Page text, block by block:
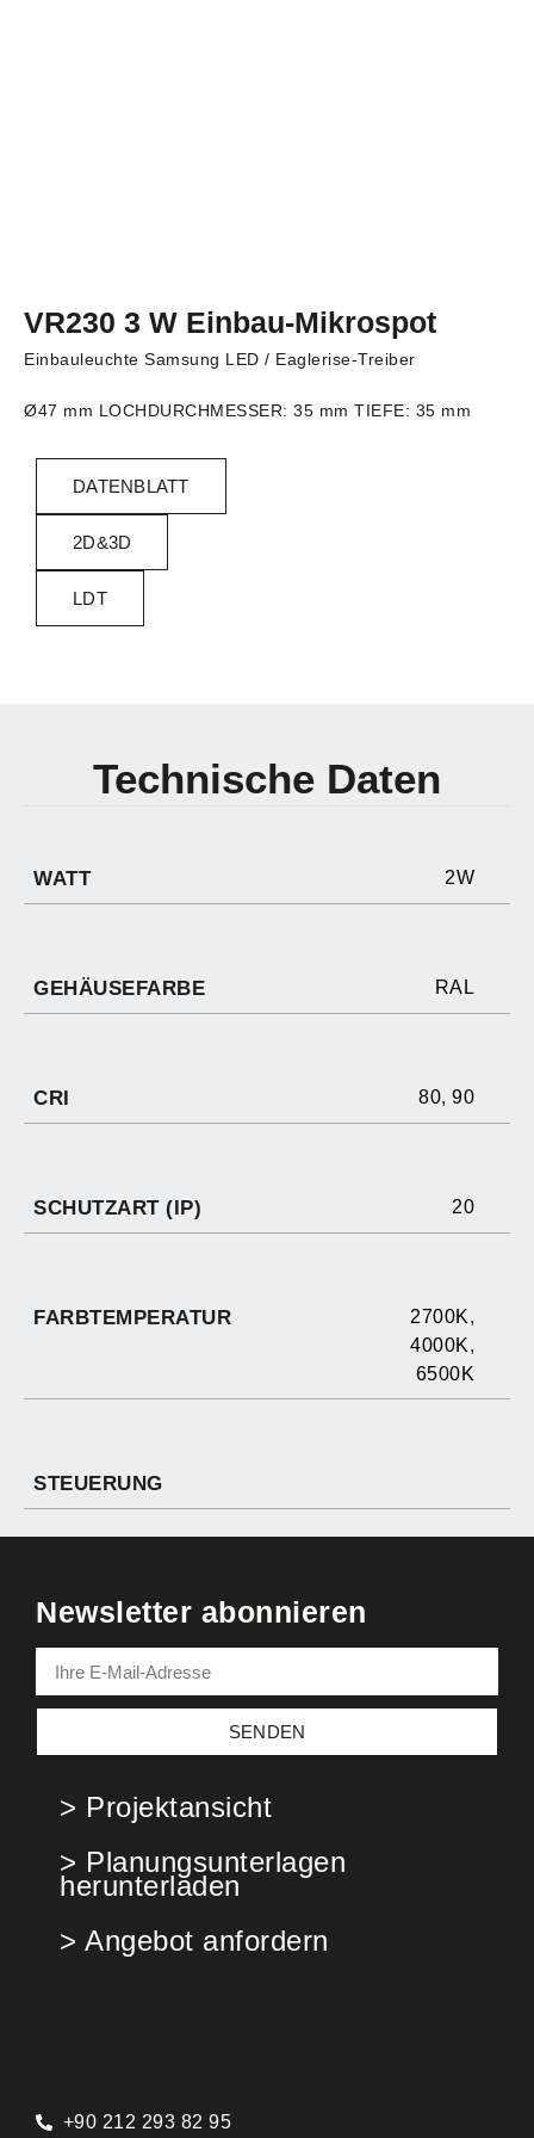
VR230 3 W Einbau-Mikrospot
Einbauleuchte Samsung LED / Eaglerise-Treiber
Ø47 mm LOCHDURCHMESSER: 35 mm TIEFE: 35 mm
DATENBLATT
2D&3D
LDT
Technische Daten
WATT 2W
GEHÄUSEFARBE RAL
CRI 80, 90
SCHUTZART (IP) 20
FARBTEMPERATUR 2700K,
4000K,
6500K
STEUERUNG
Newsletter abonnieren
SENDEN
> Projektansicht
> Planungsunterlagen
herunterladen
> Angebot anfordern
+90 212 293 82 95